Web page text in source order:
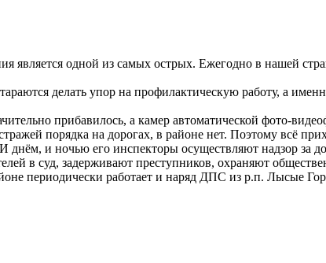
является одной из самых острых. Ежегодно в нашей
делать упор на профилактическую работу, а
прибавилось, а камер автоматической фото-
порядка на дорогах, в районе нет. Поэтому всё
днём, и ночью его инспекторы осуществляют надзор
в суд, задерживают преступников, охраняют
периодически работает и наряд ДПС из р.п. Лысые